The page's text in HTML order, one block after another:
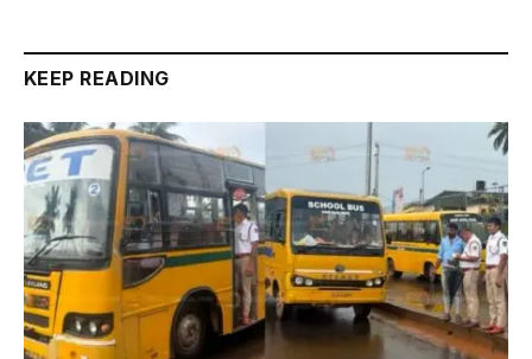
KEEP READING